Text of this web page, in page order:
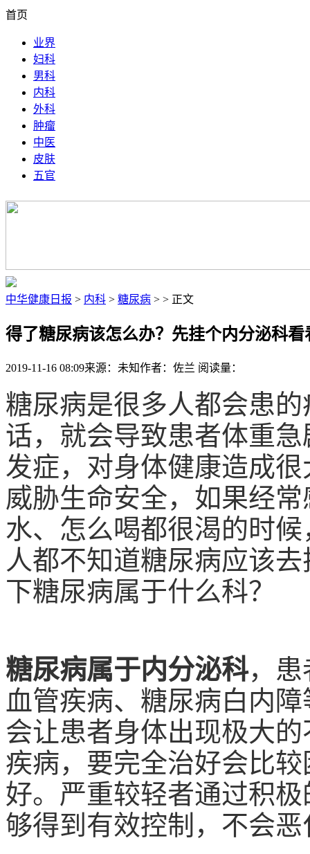
首页
业界
妇科
男科
内科
外科
肿瘤
中医
皮肤
五官
中华健康日报 > 内科 > 糖尿病 > > 正文
得了糖尿病该怎么办？先挂个内分泌科看
2019-11-16 08:09来源：未知作者：佐兰 阅读量：
糖尿病是很多人都会患
话，就会导致患者体重
发症，对身体健康造成
威胁生命安全，如果经
水、怎么喝都很渴的时
人都不知道糖尿病应该
下糖尿病属于什么科？
糖尿病属于内分泌科，患
血管疾病、糖尿病白内
会让患者身体出现极大
疾病，要完全治好会比
好。严重较轻者通过积
够得到有效控制，不会恶